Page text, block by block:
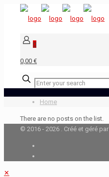
0
0,00 €
Home
There are no posts on the list.
© 2016 - 2026 . Créé et géré par
✕